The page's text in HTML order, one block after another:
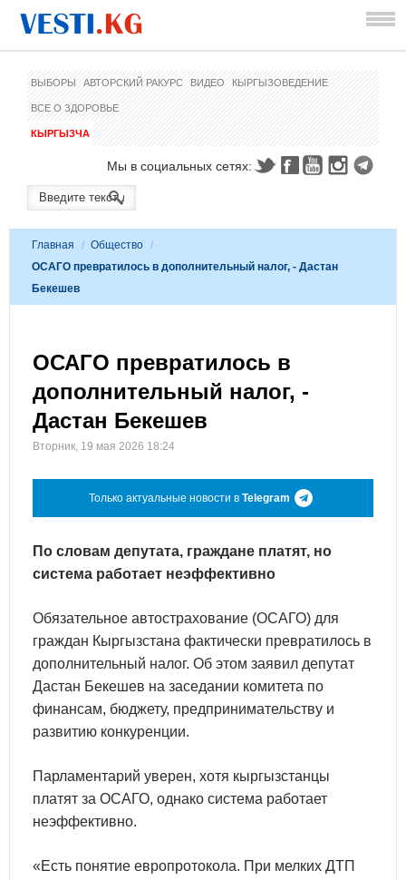
ВЫБОРЫ АВТОРСКИЙ РАКУРС ВИДЕО КЫРГЫЗОВЕДЕНИЕ
ВСЕ О ЗДОРОВЬЕ
КЫРГЫЗЧА
Мы в социальных сетях:
Главная / Общество /
ОСАГО превратилось в дополнительный налог, - Дастан
Бекешев
ОСАГО превратилось в
дополнительный налог, -
Дастан Бекешев
Вторник, 19 мая 2026 18:24
Только актуальные новости в Telegram
По словам депутата, граждане платят, но
система работает неэффективно
Обязательное автострахование (ОСАГО) для
граждан Кыргызстана фактически превратилось в
дополнительный налог. Об этом заявил депутат
Дастан Бекешев на заседании комитета по
финансам, бюджету, предпринимательству и
развитию конкуренции.
Парламентарий уверен, хотя кыргызстанцы
платят за ОСАГО, однако система работает
неэффективно.
«Есть понятие европротокола. При мелких ДТП